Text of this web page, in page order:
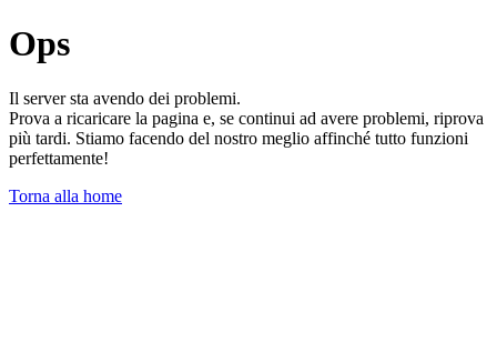
Ops
Il server sta avendo dei problemi.
Prova a ricaricare la pagina e, se continui ad avere problemi, riprova
più tardi. Stiamo facendo del nostro meglio affinché tutto funzioni
perfettamente!
Torna alla home